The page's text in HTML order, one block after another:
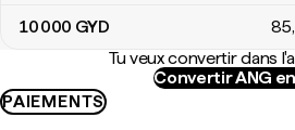
10 000 GYD 85
Tu veux convertir dans
Convertir ANG
PAIEMENTS